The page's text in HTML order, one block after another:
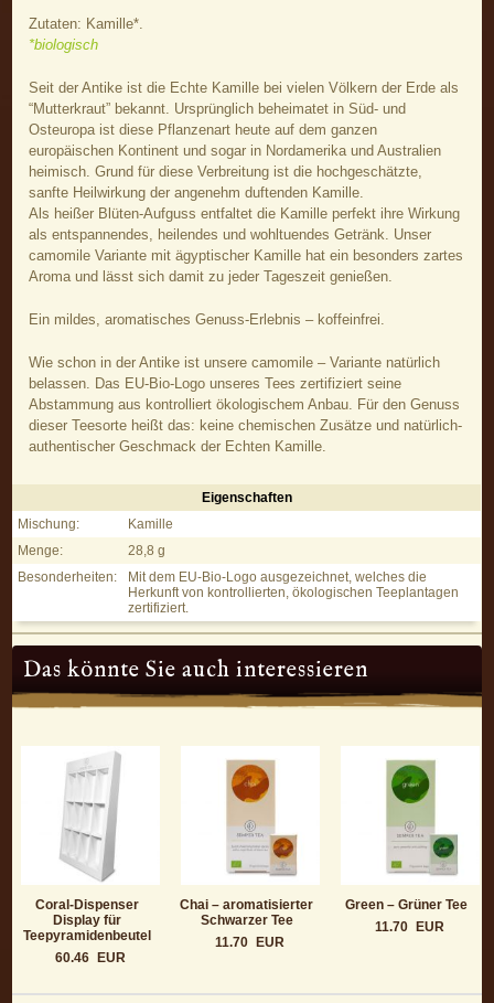
Zutaten: Kamille*.
*biologisch
Seit der Antike ist die Echte Kamille bei vielen Völkern der Erde als
“Mutterkraut” bekannt. Ursprünglich beheimatet in Süd- und
Osteuropa ist diese Pflanzenart heute auf dem ganzen
europäischen Kontinent und sogar in Nordamerika und Australien
heimisch. Grund für diese Verbreitung ist die hochgeschätzte,
sanfte Heilwirkung der angenehm duftenden Kamille.
Als heißer Blüten-Aufguss entfaltet die Kamille perfekt ihre Wirkung
als entspannendes, heilendes und wohltuendes Getränk. Unser
camomile Variante mit ägyptischer Kamille hat ein besonders zartes
Aroma und lässt sich damit zu jeder Tageszeit genießen.
Ein mildes, aromatisches Genuss-Erlebnis – koffeinfrei.
Wie schon in der Antike ist unsere camomile – Variante natürlich
belassen. Das EU-Bio-Logo unseres Tees zertifiziert seine
Abstammung aus kontrolliert ökologischem Anbau. Für den Genuss
dieser Teesorte heißt das: keine chemischen Zusätze und natürlich-
authentischer Geschmack der Echten Kamille.
Camomile – Kamillentee - Eigenschaften
Eigenschaften
Mischung:
Kamille
Menge:
28,8 g
Besonderheiten:
Mit dem EU-Bio-Logo ausgezeichnet, welches die
Herkunft von kontrollierten, ökologischen Teeplantagen
zertifiziert.
Das könnte Sie auch interessieren
Coral-Dispenser
Display für
Teepyramidenbeutel
60.46
EUR
Chai – aromatisierter
Schwarzer Tee
11.70
EUR
Green – Grüner Tee
11.70
EUR